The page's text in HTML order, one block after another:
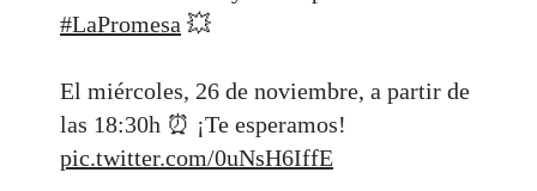
#LaPromesa 💥
El miércoles, 26 de noviembre, a partir de
las 18:30h ⏰ ¡Te esperamos!
pic.twitter.com/0uNsH6IffE